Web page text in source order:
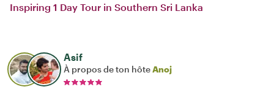
Inspiring 1 Day Tour in Southern Sri Lanka
Asif
À propos de ton hôteAnoj